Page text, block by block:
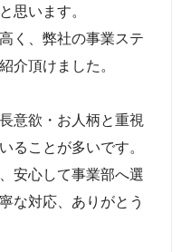
思います。
く、弊社の事業ステ
介頂けました。
意欲・お人柄と重視
ることが多いです。
安心して事業部へ選
な対応、ありがとう